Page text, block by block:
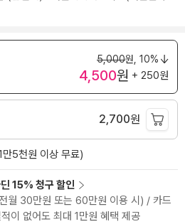
5,000원, 10%
4,500원 + 250원
2,700원
5천원 이상 무료)
15% 청구 할인
월 30만원 또는 60만원 이용 시) / 카드
이 없어도 최대 1만원 혜택 제공